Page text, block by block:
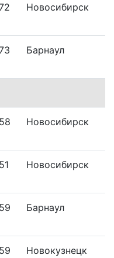
Новосибирск
Барнаул
Новосибирск
Новосибирск
Барнаул
Новокузнецк